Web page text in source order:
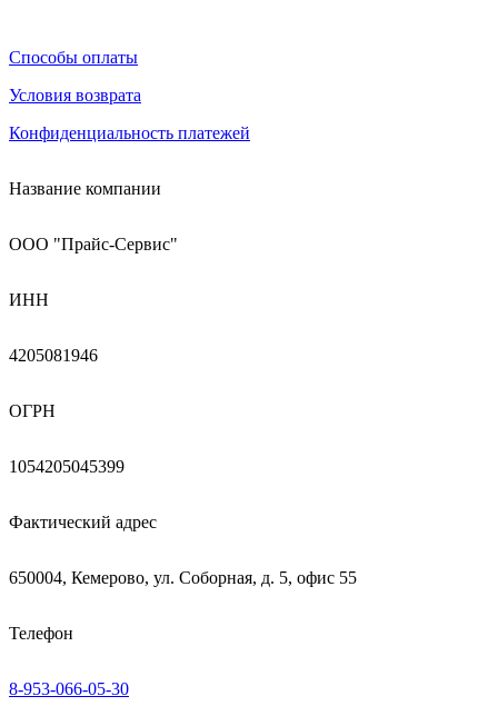
Способы оплаты
Условия возврата
Конфиденциальность платежей
Название компании
ООО "Прайс-Сервис"
ИНН
4205081946
ОГРН
1054205045399
Фактический адрес
650004, Кемерово, ул. Соборная, д. 5, офис 55
Телефон
8-953-066-05-30